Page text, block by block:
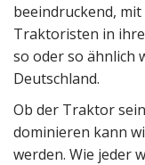
beeindruckend,
Traktoristen in
so oder so ähnlich
Deutschland.
Ob der Traktor
dominieren kann
werden. Wie jeder